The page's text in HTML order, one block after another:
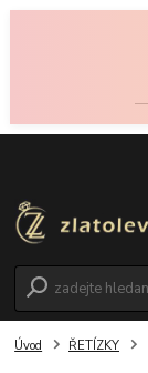
Úvod ŘETÍZKY